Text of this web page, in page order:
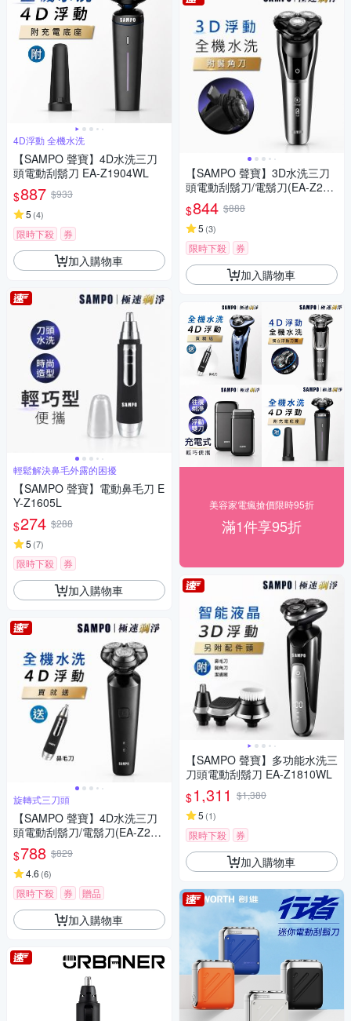
4D浮動 全機水洗
【SAMPO 聲寶】4D水洗三刀
頭電動刮鬍刀 EA-Z1904WL
$887 $933
5 (4)
限時下殺 券
加入購物車
輕鬆解決鼻毛外露的困擾
【SAMPO 聲寶】電動鼻毛刀 E
Y-Z1605L
$274 $288
5 (7)
限時下殺 券
加入購物車
旋轉式三刀頭
【SAMPO 聲寶】4D水洗三刀
頭電動刮鬍刀/電鬍刀(EA-Z213
2WL)
$788 $829
4.6 (6)
限時下殺 券 贈品
加入購物車
【SAMPO 聲寶】3D水洗三刀
頭電動刮鬍刀/電鬍刀(EA-Z243
1WL)
$844 $888
5 (3)
限時下殺 券
加入購物車
美容家電瘋搶價限時95折
滿1件享95折
【SAMPO 聲寶】多功能水洗三
刀頭電動刮鬍刀 EA-Z1810WL
$1,311 $1,380
5 (1)
限時下殺 券
加入購物車